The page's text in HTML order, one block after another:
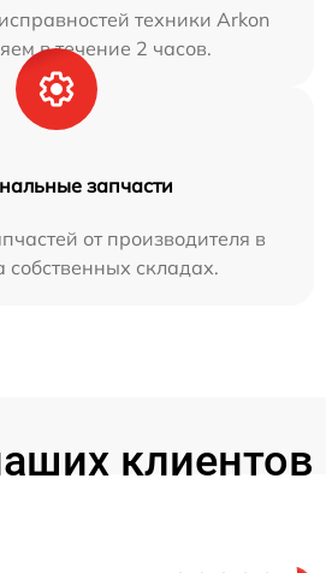
техники Arkon
в течение 2 часов.
запчасти
от производителя в
собственных складах.
клиентов